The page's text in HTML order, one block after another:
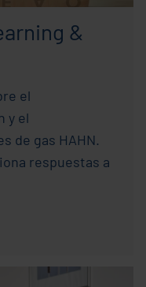
&
el
y el
de gas HAHN.
respuestas a